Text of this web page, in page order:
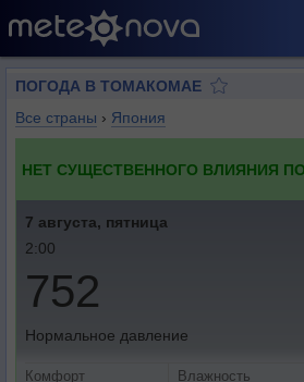
ПОГОДА В ТОМАКОМАЕ
Все страны › Япония
НЕТ СУЩЕСТВЕННОГО ВЛИЯНИЯ
7 августа, пятница
2:00
752
Нормальное давление
Комфорт Влажность